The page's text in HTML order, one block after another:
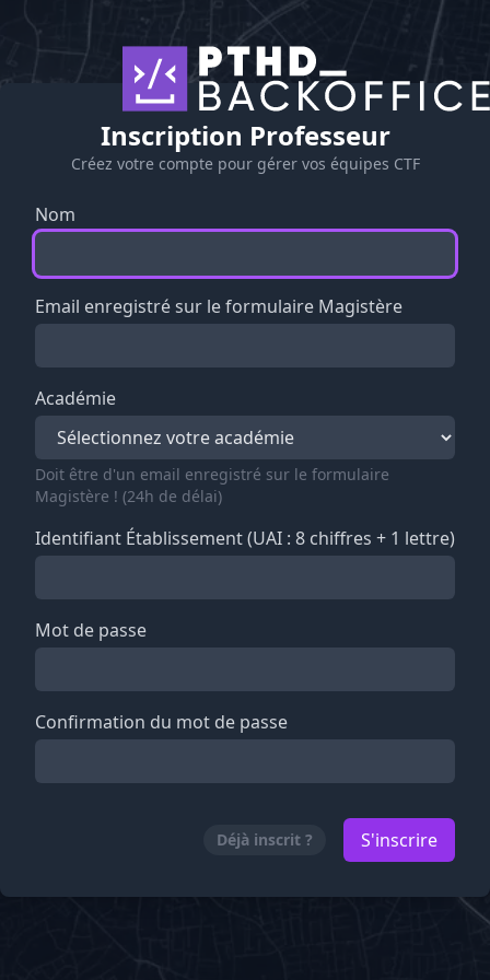
Inscription Professeur
Créez votre compte pour gérer vos équipes CTF
Nom
Email enregistré sur le formulaire Magistère
Académie
Doit être d'un email enregistré sur le formulaire
Magistère ! (24h de délai)
Identifiant Établissement (UAI : 8 chiffres + 1 lettre)
Mot de passe
Confirmation du mot de passe
Déjà inscrit ? S'inscrire